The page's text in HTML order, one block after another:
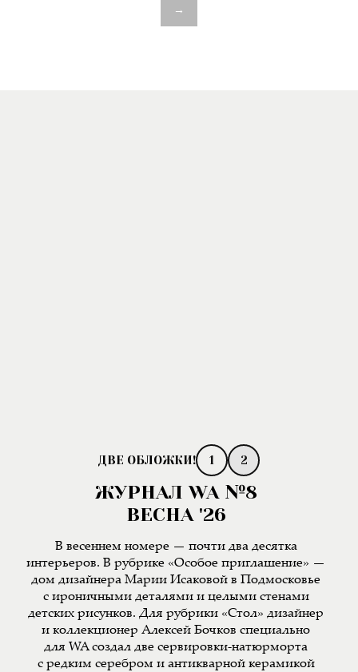
→
1 2
ЖУРНАЛ WA №8
ВЕСНА '26
В весеннем номере — почти два десятка
интерьеров. В рубрике «Особое приглашение» —
дом дизайнера Марии Исаковой в Подмосковье
с ироничными деталями и целыми стенами
детских рисунков. Для рубрики «Стол» дизайнер
и коллекционер Алексей Бочков специально
для WA создал две сервировки-натюрморта
с редким серебром и антикварной керамикой